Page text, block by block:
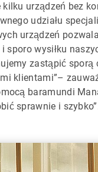
urządzeń bez
udziału
urządzeń
sporo wysiłku
zastąpić sporą
klientami”–
baramundi
sprawnie i